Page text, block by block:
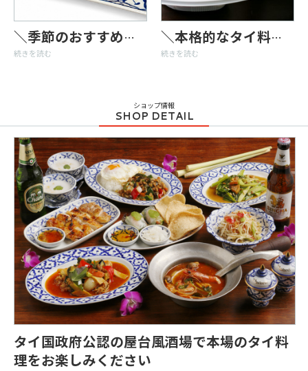
＼季節のおすすめタイ料理／
続きを読む
＼本格的なタイ料理をご自宅で／テイクアウトメニューのご紹介
続きを読む
ショップ情報
タイ国政府公認の屋台風酒場で本場のタイ料
理をお楽しみください